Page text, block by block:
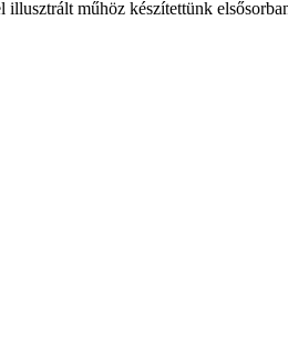
illusztrált műhöz készítettünk